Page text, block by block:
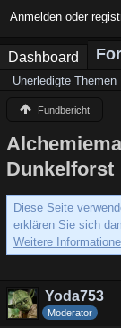
Anmelden oder
Dashboard
Unerledigte Themen
Fundbericht
Dunkelforst
Diese Seite
erklären Sie sich
Weitere
Yoda753
Moderator